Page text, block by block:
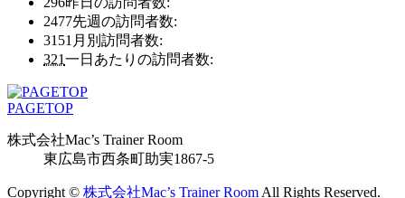
2477先週の訪問者数:
3151 月別訪問者数:
321一日あたりの訪問者数:
PAGETOP
株式会社Mac’s Trainer Room
東広島市西条町助実1867-5
Copyright © 株式会社Mac’s Trainer Room All Rights Reserved.